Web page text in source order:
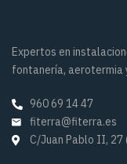
Expertos en
fontanería, aerotermia
960 69 14 47
fiterra@fiterra.es
C/Juan Pablo II, 27